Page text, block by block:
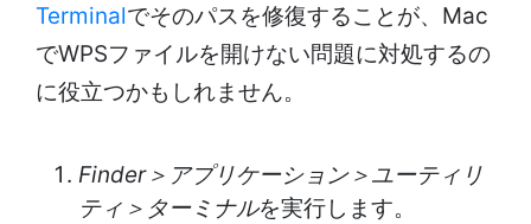
Terminalでそのパスを修復することが、Mac
でWPSファイルを開けない問題に対処するの
に役立つかもしれません。
Finder＞アプリケーション＞ユーティリ
ティ＞ターミナルを実行します。